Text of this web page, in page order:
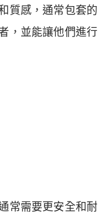
質感，通常包套的
，並能讓他們進行
常需要更安全和耐